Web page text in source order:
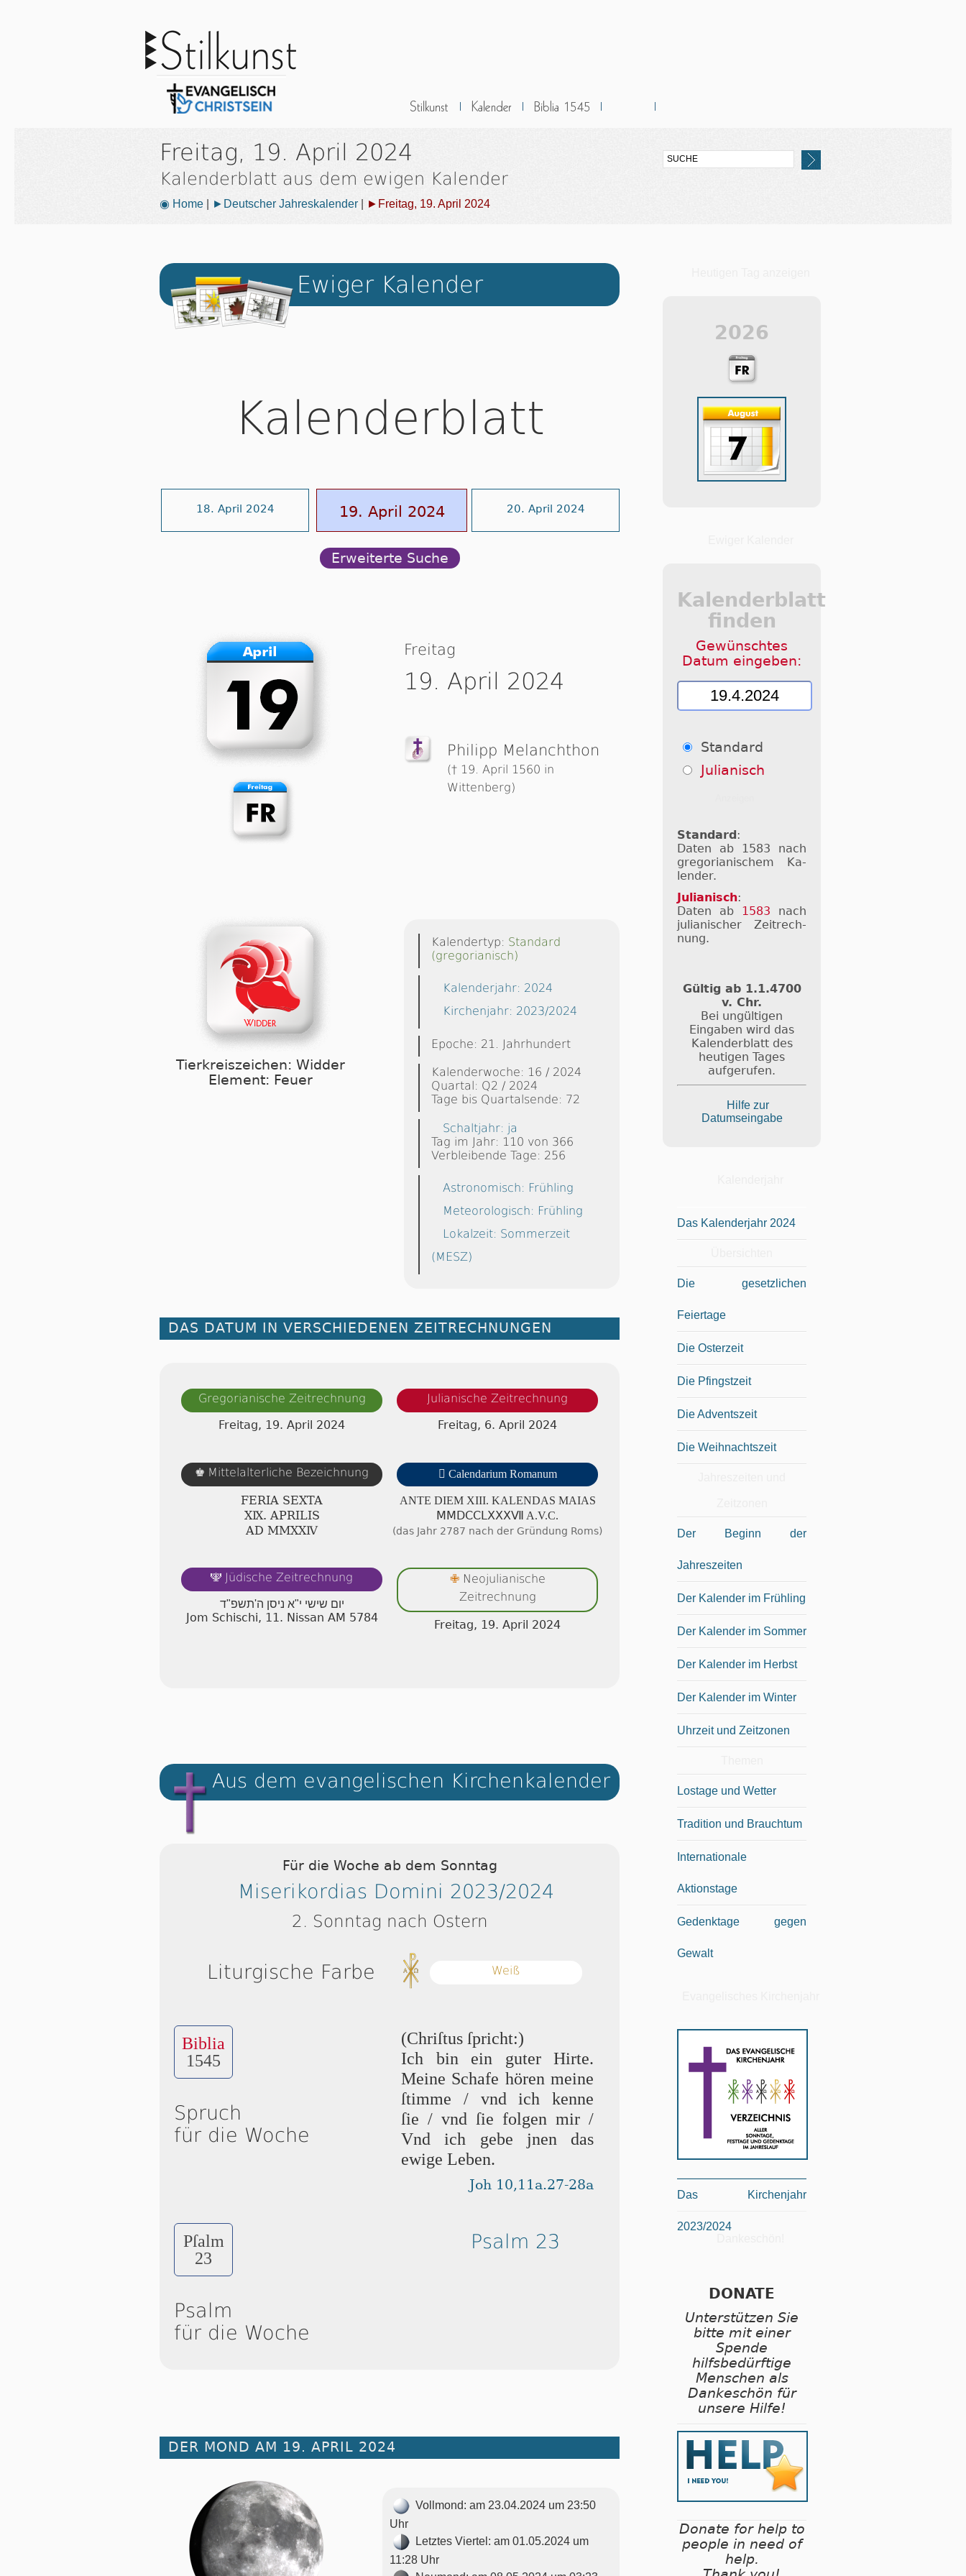
Freitag, 19. April 2024
Kalenderblatt aus dem ewigen Kalender
◉ Home ►Deutscher Jahreskalender ►Freitag, 19. April 2024
Ewiger Kalender
Kalenderblatt
18. April 2024 19. April 2024 20. April 2024
Erweiterte Suche
Freitag
19. April 2024
Philipp Melanch­thon
(† 19. April 1560 in
Wittenberg)
Tierkreiszeichen: Widder
Element: Feuer
Kalendertyp: Standard
(gregorianisch)
Kalenderjahr: 2024
Kirchenjahr: 2023/2024
Epoche: 21. Jahrhundert
Kalenderwoche: 16 / 2024
Quartal: Q2 / 2024
Tage bis Quartalsende: 72
Schaltjahr: ja
Tag im Jahr: 110 von 366
Verbleibende Tage: 256
Astronomisch: Frühling
Meteorologisch: Frühling
Lokalzeit: Sommerzeit
(MESZ)
DAS DATUM IN VERSCHIEDENEN ZEITRECHNUNGEN
Gregorianische Zeitrechnung
Freitag, 19. April 2024
Julianische Zeitrechnung
Freitag, 6. April 2024
♚ Mittelalterliche Bezeichnung
FERIA SEXTA
ⅩⅨ. APRILIS
AD ⅯⅯⅩⅩⅣ
 Calendarium Romanum
ANTE DIEM XIII. KA­LEN­DAS MAIAS
ⅯⅯⅮⅭⅭⅬⅩⅩⅩⅦ A.V.C.
(das Jahr 2787 nach der Gründung Roms)
🕎 Jüdische Zeitrechnung
יום שישי י"א ניסן ה'תשפ"ד
Jom Schischi, 11. Nissan AM 5784
✙Neojulianische
Zeitrechnung
Freitag, 19. April 2024
Aus dem evangelischen Kirchenkalender
Für die Woche ab dem Sonntag
Miserikordias Domini 2023/2024
2. Sonntag nach Ostern
Liturgische Farbe Weiß
Biblia
1545
Spruch
für die Woche
(Chriſtus ſpricht:)
Ich bin ein guter Hirte.
Meine Schafe hören meine
ſtim­me / vnd ich kenne
ſie / vnd ſie folgen mir /
Vnd ich gebe jnen das
ewige Leben.
Joh 10,11a.27-28a
Pſalm
23
Psalm
für die Woche
Psalm 23
DER MOND AM 19. APRIL 2024
Vollmond: am 23.04.2024 um 23:50
Uhr
Letztes Viertel: am 01.05.2024 um
11:28 Uhr
2026
Kalenderblatt
finden
Gewünschtes
Datum eingeben:
Standard
Julianisch
Standard :
Daten ab 1583 nach
gre­go­ri­a­ni­schem Ka­
len­der.
Julianisch:
Daten ab 1583 nach
ju­li­a­ni­scher Zeit­rech­
nung.
Gültig ab 1.1.4700
v. Chr.
Bei ungültigen
Eingaben wird das
Kalenderblatt des
heutigen Tages
aufgerufen.
Hilfe zur
Datumseingabe
Das Kalenderjahr 2024
Die gesetzlichen
Feiertage
Die Osterzeit
Die Pfingstzeit
Die Adventszeit
Die Weihnachtszeit
Der Beginn der
Jahreszeiten
Der Kalender im Frühling
Der Kalender im Sommer
Der Kalender im Herbst
Der Kalender im Winter
Uhrzeit und Zeitzonen
Lostage und Wetter
Tradition und Brauchtum
Internationale
Aktionstage
Gedenktage gegen
Gewalt
Das Kirchenjahr
2023/2024
DONATE
Unterstützen Sie
bitte mit einer
Spende
hilfsbedürftige
Menschen als
Dankeschön für
unsere Hilfe!
Donate for help to
people in need of
help.